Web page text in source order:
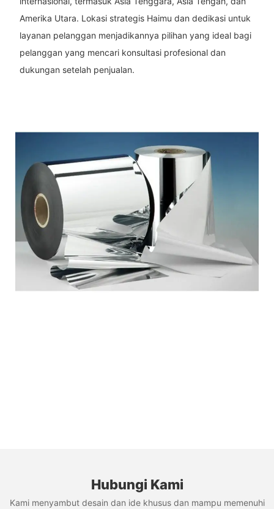
Amerika Utara. Lokasi strategis Haimu dan dedikasi untuk
layanan pelanggan menjadikannya pilihan yang ideal bagi
pelanggan yang mencari konsultasi profesional dan
dukungan setelah penjualan.
Hubungi Kami
Kami menyambut desain dan ide khusus dan mampu memenuhi